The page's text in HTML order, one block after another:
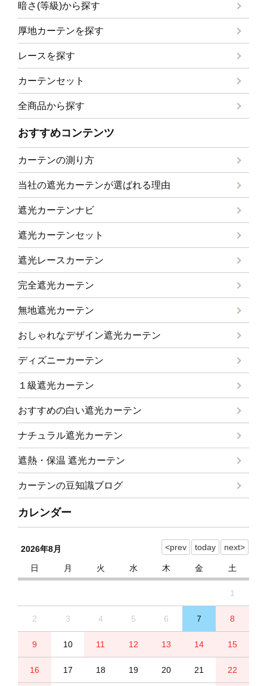
暗さ(等級)から探す
厚地カーテンを探す
レースを探す
カーテンセット
全商品から探す
おすすめコンテンツ
カーテンの測り方
当社の遮光カーテンが選ばれる理由
遮光カーテンナビ
遮光カーテンセット
遮光レースカーテン
完全遮光カーテン
無地遮光カーテン
おしゃれなデザイン遮光カーテン
ディズニーカーテン
１級遮光カーテン
おすすめの白い遮光カーテン
ナチュラル遮光カーテン
遮熱・保温 遮光カーテン
カーテンの豆知識ブログ
カレンダー
2026年8月
日
月 火 水 木 金 土
1
2 3 4 5 6 7 8
9 10 11 12 13 14 15
16 17 18 19 20 21 22